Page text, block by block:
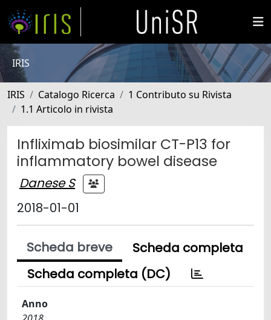
IRIS
IRIS Catalogo Ricerca
1 Contributo su Rivista
1.1 Articolo in rivista
Infliximab biosimilar CT-P13 for
inflammatory bowel disease
Danese S
2018-01-01
Scheda breve
Scheda completa
Scheda completa (DC)
Anno